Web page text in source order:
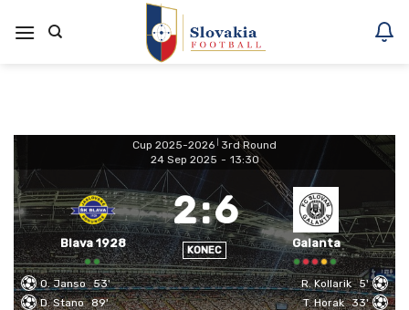
na
Cup 2025-2026 3rd Round
24 Sep 2025 - 13:30
Blava 1928
2:6
KONEC
Galanta
O. Janso 53'
D. Stano 89'
R. Kollarik 5'
T. Horak 33'